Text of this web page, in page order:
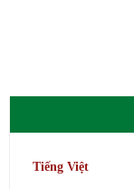
Tiếng Việt